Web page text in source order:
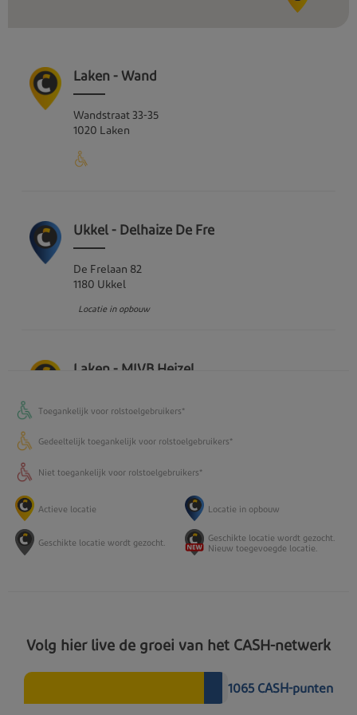
Laken - Wand
Wandstraat 33-35
1020 Laken
Ukkel - Delhaize De Fre
De Frelaan 82
1180 Ukkel
Locatie in opbouw
Laken - MIVB Heizel
Atletenlaan
Oudergem - MIVB Delta
Ukkel - Xavier de Bue
Toegankelijk voor rolstoelgebruikers*
Gedeeltelijk toegankelijk voor rolstoelgebruikers*
Niet toegankelijk voor rolstoelgebruikers*
Actieve locatie Locatie in opbouw
Geschikte locatie wordt gezocht.
Geschikte locatie wordt gezocht.
Nieuw toegevoegde locatie.
Volg hier live de groei van het CASH-netwerk
1065 CASH-punten